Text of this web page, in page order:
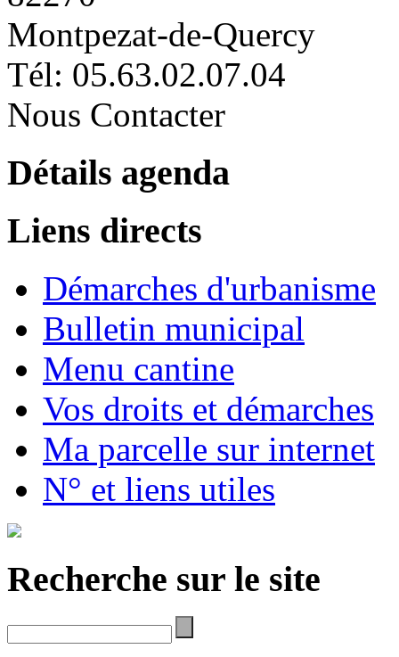
Montpezat-de-Quercy
Tél: 05.63.02.07.04
Nous Contacter
Détails agenda
Liens directs
Démarches d'urbanisme
Bulletin municipal
Menu cantine
Vos droits et démarches
Ma parcelle sur internet
N° et liens utiles
Recherche sur le site